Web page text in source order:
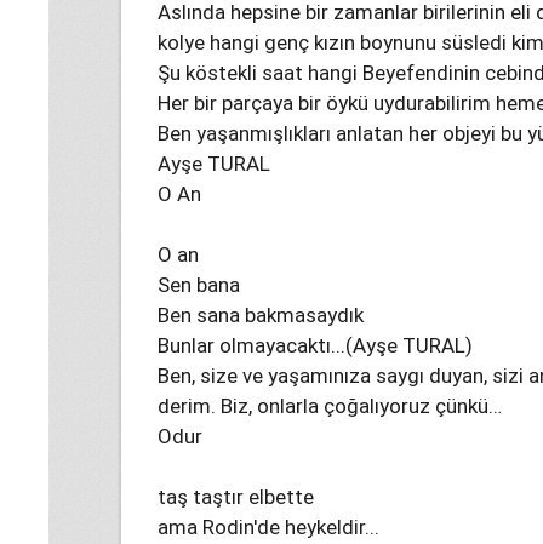
Aslında hepsine bir zamanlar birilerinin eli
kolye hangi genç kızın boynunu süsledi
Şu köstekli saat hangi Beyefendinin
Her bir parçaya bir öykü uydurabilirim
Ben yaşanmışlıkları anlatan her objeyi bu
Ayşe TURAL
O An
O an
Sen bana
Ben sana bakmasaydık
Bunlar olmayacaktı...(Ayşe TURAL)
Ben, size ve yaşamınıza saygı duyan, sizi
derim. Biz, onlarla çoğalıyoruz çünkü…
Odur
taş taştır elbette
ama Rodin'de heykeldir...